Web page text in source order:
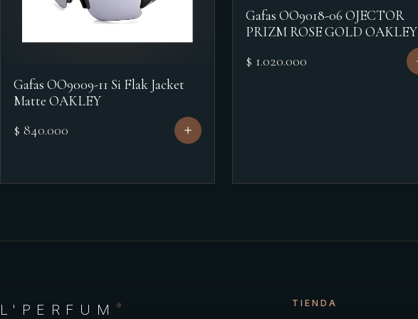
Gafas OO9009-11 Si Flak Jacket
Matte OAKLEY
$ 840.000
Gafas OO9018-06 OJECTOR
PRIZM ROSE GOLD OAKLEY
$ 1.020.000
L'PERFUM ® TIENDA